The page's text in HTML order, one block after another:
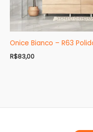
Onice Bianco – R63
R$83,00